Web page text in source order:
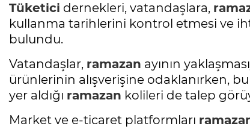
Tüketici dernekleri, vatandaşlara,
kullanma tarihlerini kontrol etmesi ve
bulundu.
Vatandaşlar, ramazan ayının
ürünlerinin alışverişine odaklanırken,
yer aldığı ramazan kolileri de talep
Market ve e-ticaret platformları